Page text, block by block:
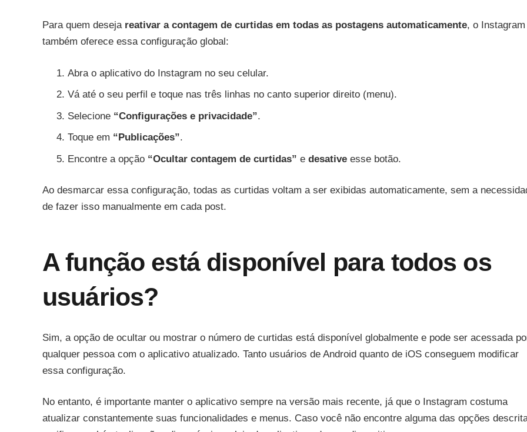
Para quem deseja reativar a contagem de curtidas em todas as postagens automaticamente, o Instagram
também oferece essa configuração global:
Abra o aplicativo do Instagram no seu celular.
Vá até o seu perfil e toque nas três linhas no canto superior direito (menu).
Selecione “Configurações e privacidade”.
Toque em “Publicações”.
Encontre a opção “Ocultar contagem de curtidas” e desativeesse botão.
Ao desmarcar essa configuração, todas as curtidas voltam a ser exibidas automaticamente, sem a
de fazer isso manualmente em cada post.
A função está disponível para todos os
usuários?
Sim, a opção de ocultar ou mostrar o número de curtidas está disponível globalmente e pode ser acessada
qualquer pessoa com o aplicativo atualizado. Tanto usuários de Android quanto de iOS conseguem modificar
essa configuração.
No entanto, é importante manter o aplicativo sempre na versão mais recente, já que o Instagram costuma
atualizar constantemente suas funcionalidades e menus. Caso você não encontre alguma das opções